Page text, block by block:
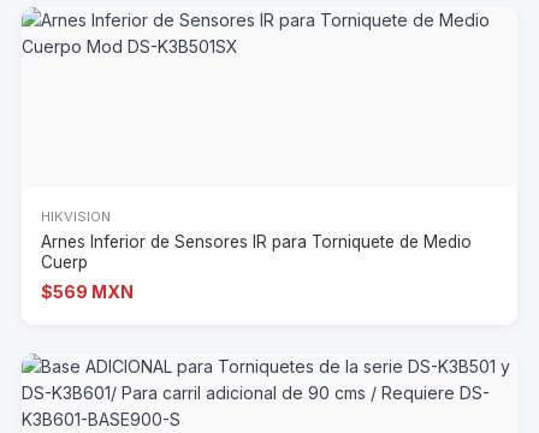
HIKVISION
Arnes Inferior de Sensores IR para Torniquete de Medio
Cuerp
$569 MXN